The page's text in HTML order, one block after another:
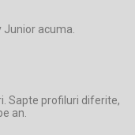
acuma.
Sapte profiluri diferite,
an.